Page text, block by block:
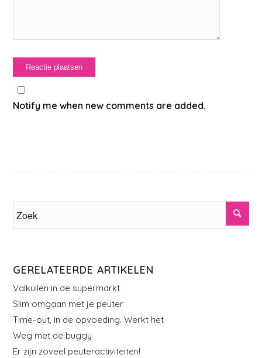
Notify me when new comments are added.
GERELATEERDE ARTIKELEN
Valkuilen in de supermarkt
Slim omgaan met je peuter
Time-out, in de opvoeding. Werkt het
Weg met de buggy
Er zijn zoveel peuteractiviteiten!